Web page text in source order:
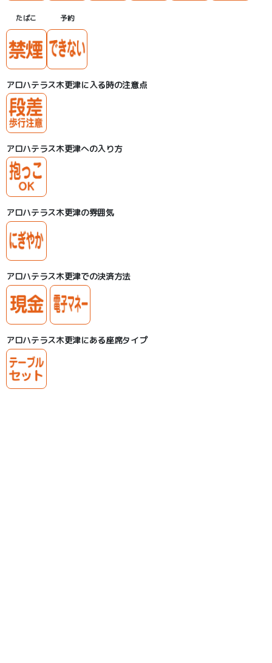
たばこ 予約
アロハテラス木更津に入る時の注意点
アロハテラス木更津への入り方
アロハテラス木更津の雰囲気
アロハテラス木更津での決済方法
アロハテラス木更津にある座席タイプ